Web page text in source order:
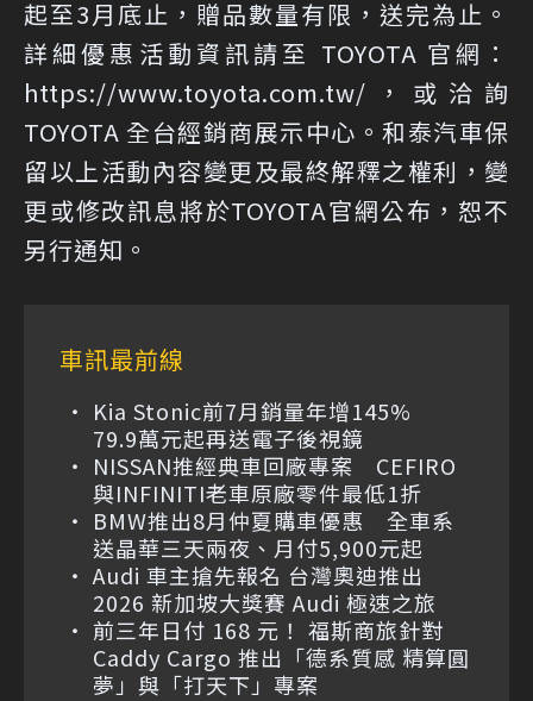
起至3月底止，贈品數量有限，送完為止。
詳細優惠活動資訊請至 TOYOTA 官網：
https://www.toyota.com.tw/，或洽詢
TOYOTA 全台經銷商展示中心。和泰汽車保
留以上活動內容變更及最終解釋之權利，變
更或修改訊息將於TOYOTA官網公布，恕不
另行通知。
車訊最前線
Kia Stonic前7月銷量年增145%
79.9萬元起再送電子後視鏡
NISSAN推經典車回廠專案 CEFIRO
與INFINITI老車原廠零件最低1折
BMW推出8月仲夏購車優惠 全車系
送晶華三天兩夜、月付5,900元起
Audi 車主搶先報名 台灣奧迪推出
2026 新加坡大獎賽 Audi 極速之旅
前三年日付 168 元！ 福斯商旅針對
Caddy Cargo 推出「德系質感 精算圓
夢」與「打天下」專案